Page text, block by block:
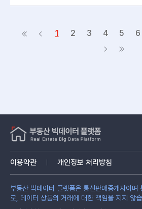
1 2 3 4 5 6
이용약관 개인정보 처리방침
부동산 빅데이터 플랫폼은 통신판매중개자이며
로, 데이터 상품의 거래에 대한 책임을 지지 않